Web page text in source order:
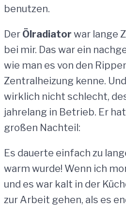
benutzen.
Der Ölradiator war lange
bei mir. Das war ein
wie man es von den
Zentralheizung kenne.
wirklich nicht schlecht,
jahrelang in Betrieb. Er
großen Nachteil:
Es dauerte einfach zu
warm wurde! Wenn ich
und es war kalt in der
zur Arbeit gehen, als es